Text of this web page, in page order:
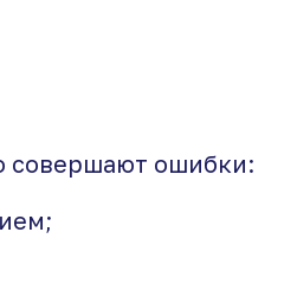
совершают ошибки: